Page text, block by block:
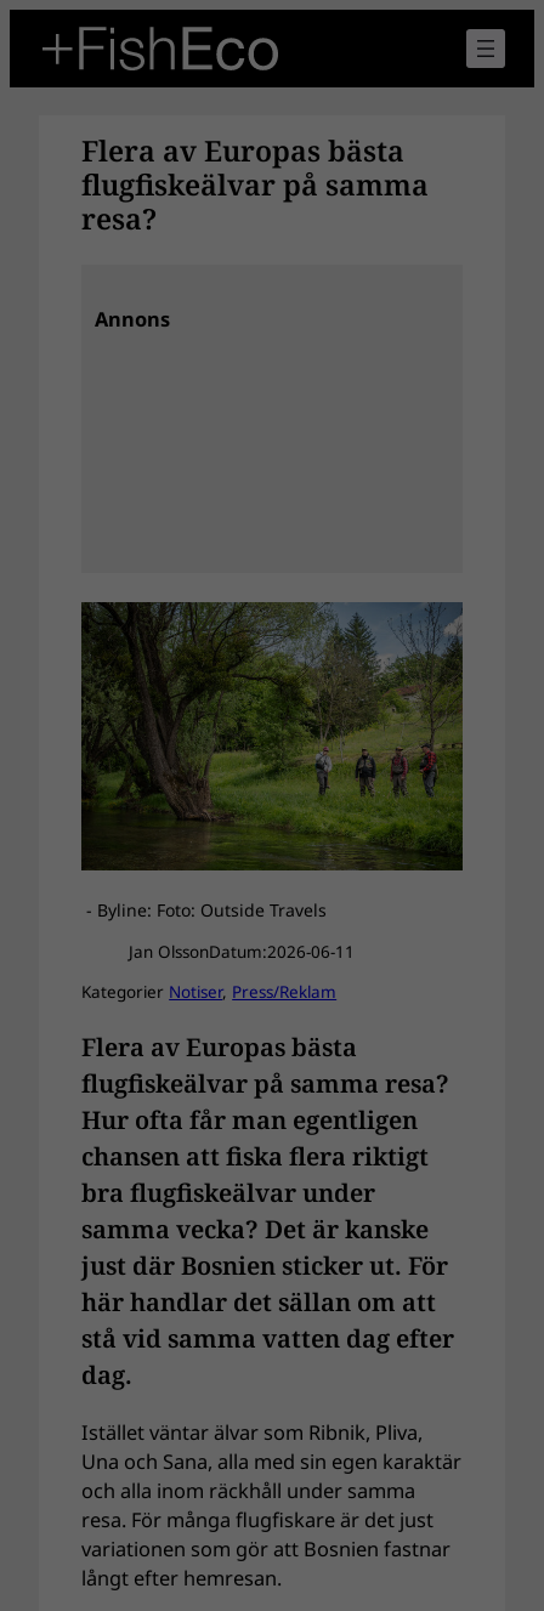
innehåll
Flera av Europas bästa
flugfiskeälvar på samma
resa?
Annons
- Byline: Foto: Outside Travels
Jan OlssonDatum:2026-06-11
Kategorier Notiser, Press/Reklam
Flera av Europas bästa
flugfiskeälvar på samma resa?
Hur ofta får man egentligen
chansen att fiska flera riktigt
bra flugfiskeälvar under
samma vecka? Det är kanske
just där Bosnien sticker ut. För
här handlar det sällan om att
stå vid samma vatten dag efter
dag.
Istället väntar älvar som Ribnik, Pliva,
Una och Sana, alla med sin egen karaktär
och alla inom räckhåll under samma
resa. För många flugfiskare är det just
variationen som gör att Bosnien fastnar
långt efter hemresan.